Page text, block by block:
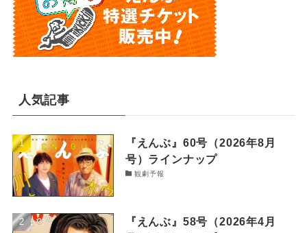
人気記事
『えんぶ』60号（2026年8月
号）ラインナップ
観劇予報
『えんぶ』58号（2026年4月